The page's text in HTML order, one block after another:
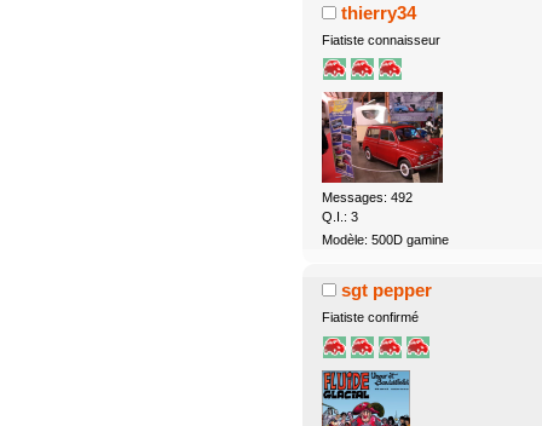
thierry34
Fiatiste connaisseur
Messages: 492
Q.I.: 3
Modèle: 500D gamine
sgt pepper
Fiatiste confirmé